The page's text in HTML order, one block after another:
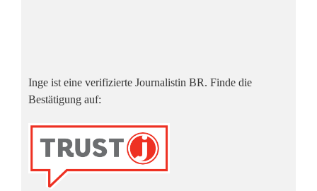
Inge ist eine verifizierte Journalistin BR. Finde die
Bestätigung auf: